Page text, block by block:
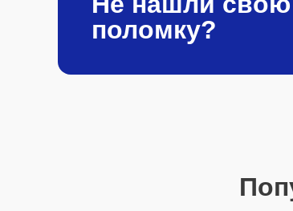
поломку?